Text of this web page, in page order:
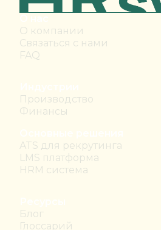
О компании
Связаться с нами
FAQ
Производство
Финансы
ATS для рекрутинга
LMS платформа
HRM система
Блог
Глоссарий